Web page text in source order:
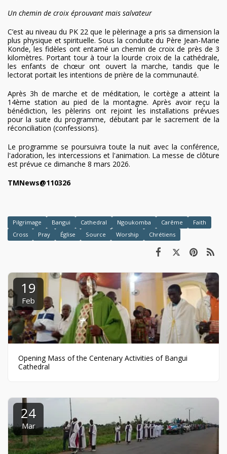
Un chemin de croix éprouvant mais salvateur
C’est au niveau du PK 22 que le pèlerinage a pris sa dimension la
plus physique et spirituelle. Sous la conduite du Père Jean-Marie
Konde, les fidèles ont entamé un chemin de croix de près de 3
kilomètres. Portant tour à tour la lourde croix de la cathédrale,
les enfants de chœur ont ouvert la marche, tandis que le
lectorat portait les intentions de prière de la communauté.
Après 3h de marche et de méditation, le cortège a atteint la
14ème station au pied de la montagne. Après avoir reçu la
bénédiction, les pèlerins ont rejoint les installations prévues
pour la suite du programme, débutant par le sacrement de la
réconciliation (confessions).
Le programme se poursuivra toute la nuit avec la conférence,
l'adoration, les intercessions et l'animation. La messe de clôture
est prévue ce dimanche 8 mars 2026.
TMNews@110326
Pilgrimage Bangui Cathedral Ngoukomba Carême
Faith
Cross
Pray Église Source Worship Chrétiens
19
Feb
Opening Mass of the Centenary Activities of Bangui
Cathedral
24
Mar